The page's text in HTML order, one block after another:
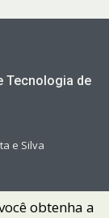
Tecnologia de
e Silva
obtenha a